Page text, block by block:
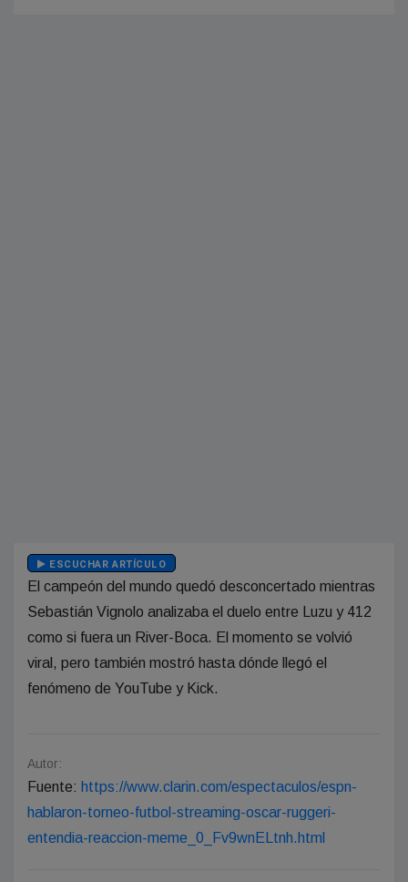
ESCUCHAR ARTÍCULO
El campeón del mundo quedó desconcertado mientras
Sebastián Vignolo analizaba el duelo entre Luzu y 412
como si fuera un River-Boca. El momento se volvió
viral, pero también mostró hasta dónde llegó el
fenómeno de YouTube y Kick.
Autor:
Fuente: https://www.clarin.com/espectaculos/espn-
hablaron-torneo-futbol-streaming-oscar-ruggeri-
entendia-reaccion-meme_0_Fv9wnELtnh.html